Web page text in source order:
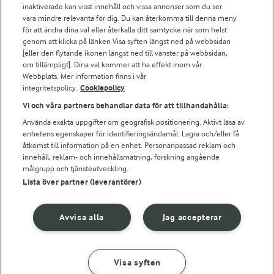
GÖR SÅ HÄR INGREDIENSER
Arla webbshop
Bildbank
Följ oss
© 2026 Arla Foods
Integritetspolicy
inaktiverade kan visst innehåll och vissa annonser som du ser
vara mindre relevanta för dig. Du kan återkomma till denna meny
för att ändra dina val eller återkalla ditt samtycke när som helst
genom att klicka på länken Visa syften längst ned på webbsidan
[eller den flytande ikonen längst ned till vänster på webbsidan,
om tillämpligt]. Dina val kommer att ha effekt inom vår
Webbplats. Mer information finns i vår
integritetspolicy. Cookiepolicy
Vi och våra partners behandlar data för att tillhandahålla:
Använda exakta uppgifter om geografisk positionering. Aktivt läsa av
enhetens egenskaper för identifieringsändamål. Lagra och/eller få
åtkomst till information på en enhet. Personanpassad reklam och
innehåll, reklam- och innehållsmätning, forskning angående
målgrupp och tjänsteutveckling.
Lista över partner (leverantörer)
Jag accepterar
Avvisa alla
Visa syften